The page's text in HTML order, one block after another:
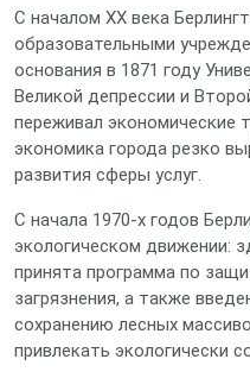
С началом XX века
образовательными
основания в 1871 году
Великой депрессии и
переживал экономические
экономика города резко
развития сферы услуг.
С начала 1970‑х годов
экологическом движении:
принята программа по
загрязнения, а также
сохранению лесных
привлекать экологически